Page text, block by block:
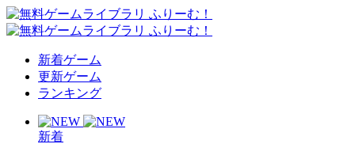
新着ゲーム
更新ゲーム
ランキング
新着